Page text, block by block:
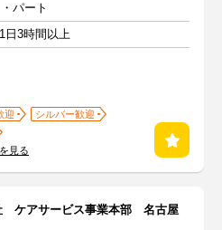
パート
日3時間以上
迎
シルバー歓迎
見る
ケアサービス事業本部 名古屋